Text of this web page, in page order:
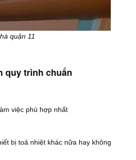
quận 11
quy trình chuẩn
việc phù hợp nhất
bị toả nhiệt khác nữa hay không